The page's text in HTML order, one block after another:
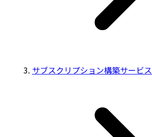
サブスクリプション構築サービス